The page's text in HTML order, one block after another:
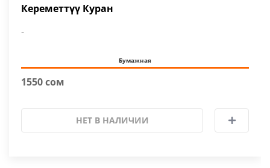
Кереметтүү Куран
-
Бумажная
1550 сом
НЕТ В НАЛИЧИИ